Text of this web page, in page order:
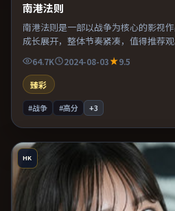
南港法则
南港法则是一部以战争为核心的影视
成长展开，整体节奏紧凑，值得推荐观
64.7K 2024-08-03
9.5
臻彩
#战争 #高分 +3
HK